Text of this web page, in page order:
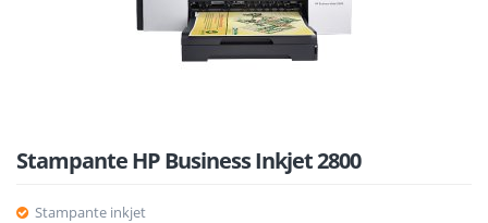
Stampante HP Business Inkjet 2800
Stampante inkjet